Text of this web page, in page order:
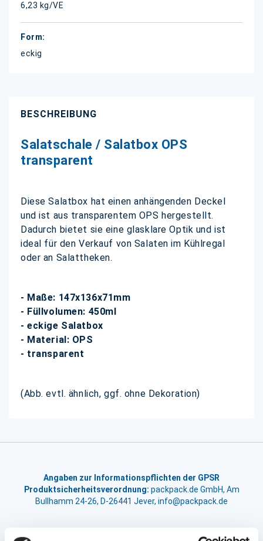
6,23 kg/VE
eckig
BESCHREIBUNG
Salatschale / Salatbox OPS
transparent
Diese Salatbox hat einen anhängenden Deckel
und ist aus transparentem OPS hergestellt.
Dadurch bietet sie eine glasklare Optik und ist
ideal für den Verkauf von Salaten im Kühlregal
oder an Salattheken.
- Maße: 147x136x71mm
- Füllvolumen: 450ml
- eckige Salatbox
- Material: OPS
- transparent
(Abb. evtl. ähnlich, ggf. ohne Dekoration)
Angaben zur Informationspflichten der GPSR
Produktsicherheitsverordnung: packpack.de GmbH, Am
Bullhamm 24-26, D-26441 Jever, info@packpack.de
Unsere Empfehlungen